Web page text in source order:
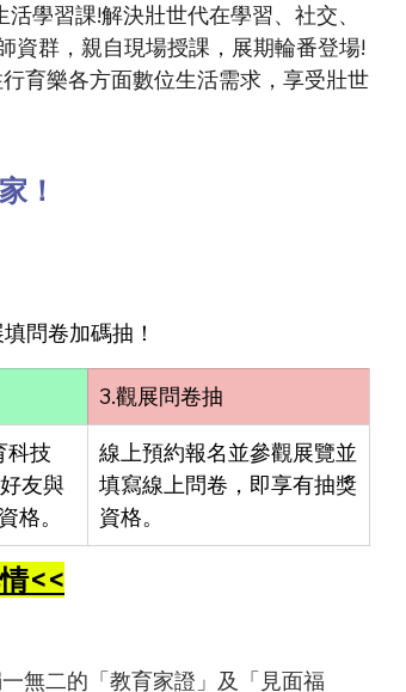
學習課!解決壯世代在學習、社交、
資群，親自現場授課，展期輪番登場!
育樂各方面數位生活需求，享受壯世
！
問卷加碼抽！
3.觀展問卷抽
科技
友與
格。
線上預約報名並參觀展覽並
填寫線上問卷，即享有抽獎
資格。
<<
無二的「教育家證」及「見面福